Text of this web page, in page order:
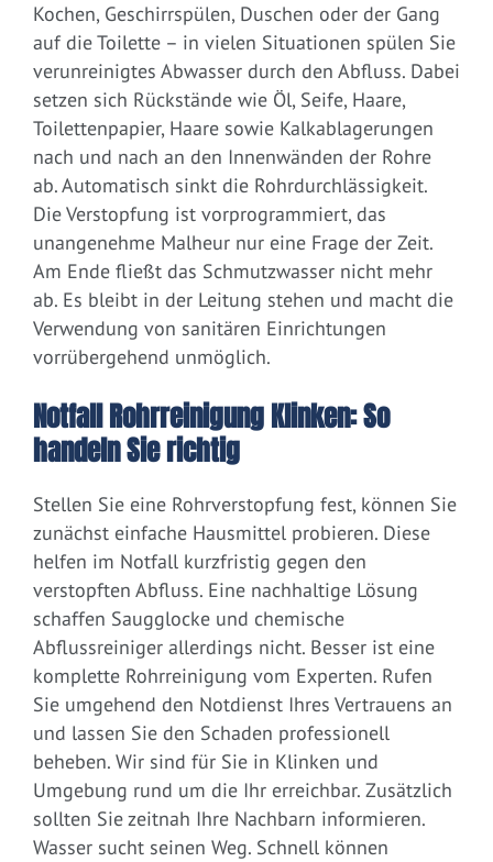
Kochen, Geschirrspülen, Duschen oder der Gang
auf die Toilette – in vielen Situationen spülen Sie
verunreinigtes Abwasser durch den Abfluss. Dabei
setzen sich Rückstände wie Öl, Seife, Haare,
Toilettenpapier, Haare sowie Kalkablagerungen
nach und nach an den Innenwänden der Rohre
ab. Automatisch sinkt die Rohrdurchlässigkeit.
Die Verstopfung ist vorprogrammiert, das
unangenehme Malheur nur eine Frage der Zeit.
Am Ende fließt das Schmutzwasser nicht mehr
ab. Es bleibt in der Leitung stehen und macht die
Verwendung von sanitären Einrichtungen
vorrübergehend unmöglich.
Notfall Rohrreinigung Klinken: So
handeln Sie richtig
Stellen Sie eine Rohrverstopfung fest, können Sie
zunächst einfache Hausmittel probieren. Diese
helfen im Notfall kurzfristig gegen den
verstopften Abfluss. Eine nachhaltige Lösung
schaffen Saugglocke und chemische
Abflussreiniger allerdings nicht. Besser ist eine
komplette Rohrreinigung vom Experten. Rufen
Sie umgehend den Notdienst Ihres Vertrauens an
und lassen Sie den Schaden professionell
beheben. Wir sind für Sie in Klinken und
Umgebung rund um die Ihr erreichbar. Zusätzlich
sollten Sie zeitnah Ihre Nachbarn informieren.
Wasser sucht seinen Weg. Schnell können